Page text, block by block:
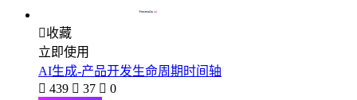
收藏
立即使用
AI生成-产品开发生命周期时间轴
 439  37  0